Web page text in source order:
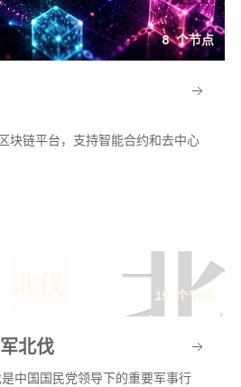
8 个节点
块链平台，支持智能合约和去中心
北
15 个节点
北伐
中国国民党领导下的重要军事行